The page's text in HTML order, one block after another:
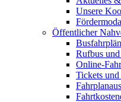
Unsere
Öffentlicher
Rufbus
Online-
Tickets